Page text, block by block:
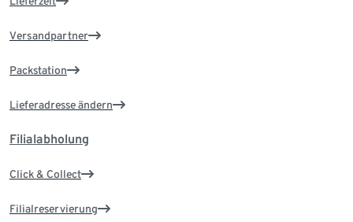
Versandpartner
Packstation
Lieferadresse ändern
Filialabholung
Click & Collect
Filialreservierung